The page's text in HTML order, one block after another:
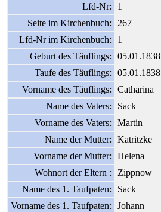
Lfd-Nr:
1
Seite im Kirchenbuch:
267
Lfd-Nr im Kirchenbuch:
1
Geburt des Täuflings:
05.01.1838
Taufe des Täuflings:
05.01.1838
Vorname des Täuflings:
Catharina
Name des Vaters:
Sack
Vorname des Vaters:
Martin
Name der Mutter:
Katritzke
Vorname der Mutter:
Helena
Wohnort der Eltern :
Zippnow
Name des 1. Taufpaten:
Sack
Vorname des 1. Taufpaten:
Johann